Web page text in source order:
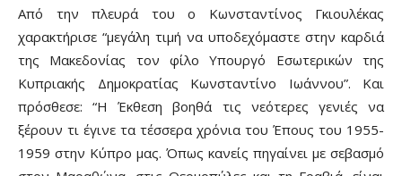
Από την πλευρά του ο Κωνσταντίνος Γκιουλέκας
χαρακτήρισε “μεγάλη τιμή να υποδεχόμαστε στην καρδιά
της Μακεδονίας τον φίλο Υπουργό Εσωτερικών της
Κυπριακής Δημοκρατίας Κωνσταντίνο Ιωάννου”. Και
πρόσθεσε: “Η Έκθεση βοηθά τις νεότερες γενιές να
ξέρουν τι έγινε τα τέσσερα χρόνια του Έπους του 1955-
1959 στην Κύπρο μας. Όπως κανείς πηγαίνει με σεβασμό